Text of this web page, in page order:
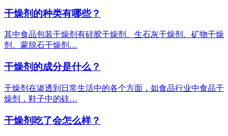
干燥剂的种类有哪些？
其中食品包装干燥剂有硅胶干燥剂、生石灰干燥剂、矿物干燥
剂、蒙脱石干燥剂…
干燥剂的成分是什么？
干燥剂在渗透到日常生活中的各个方面，如食品行业中食品干
燥剂，鞋子中的硅…
干燥剂吃了会怎么样？